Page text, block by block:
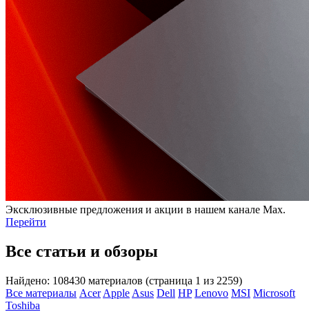
Эксклюзивные предложения и акции в нашем канале Max.
Перейти
Все статьи и обзоры
Найдено: 108430 материалов (страница 1 из 2259)
Все материалы Acer Apple Asus Dell HP Lenovo MSI Microsoft
Toshiba